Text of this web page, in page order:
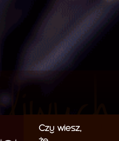
Czy wiesz,